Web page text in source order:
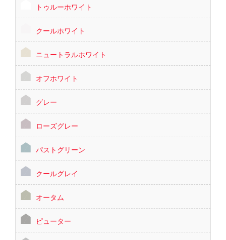
トゥルーホワイト
クールホワイト
ニュートラルホワイト
オフホワイト
グレー
ローズグレー
パストグリーン
クールグレイ
オータム
ピューター